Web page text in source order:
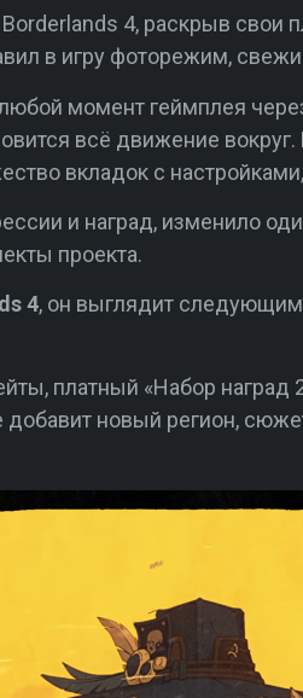
4, раскрыв свои
в игру фоторежим,
момент геймплея
всё движение
вкладок с
и наград, изменило
проекта.
4, он выглядит
платный «Набор наград
добавит новый регион,